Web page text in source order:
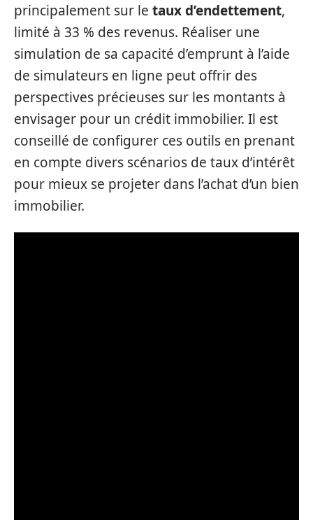
principalement sur le taux d’endettement,
limité à 33 % des revenus. Réaliser une
simulation de sa capacité d’emprunt à l’aide
de simulateurs en ligne peut offrir des
perspectives précieuses sur les montants à
envisager pour un crédit immobilier. Il est
conseillé de configurer ces outils en prenant
en compte divers scénarios de taux d’intérêt
pour mieux se projeter dans l’achat d’un bien
immobilier.